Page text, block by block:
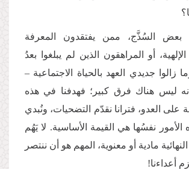
بعض السُذَّج، ممن يفتقدون المعرفة
الإلهية، أو المراهقون الذين لم يبلغوا بعدُ
زالوا جديدي العهد بالحياة الاجتماعية –
ليس هناك فرق كبير؛ فهدفنا في هذه
على العدو، فترانا نقدّم التضحيات، ونُبدي
الأمور نفسُها هي القيمة الأساسية. لا يَهُم
النهائية مادية أو معنوية، المهم هو أن ننتصر
أعداءنا!